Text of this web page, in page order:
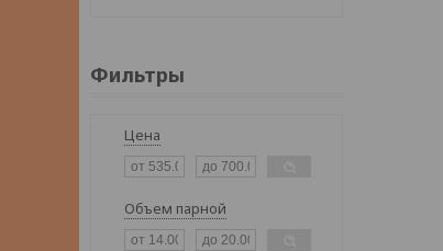
Фильтры
Цена
Объем парной